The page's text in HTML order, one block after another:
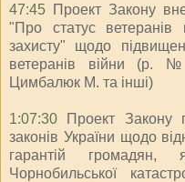
47:45 Проект Закону
"Про статус ветеранів
захисту" щодо
ветеранів війни
Цимбалюк М. та інші)
1:07:30 Проект Закону
законів України щодо
гарантій громадян,
Чорнобильської